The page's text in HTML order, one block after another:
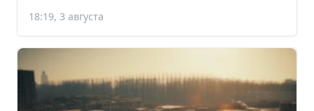
18:19, 3 августа